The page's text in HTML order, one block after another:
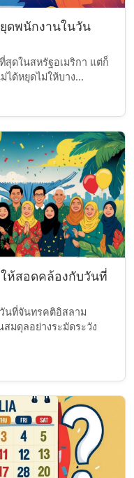
ดพนักงานในวัน
ดในสหรัฐอเมริกา แต่ก็
ได้หยุดไม่ให้บาง...
ห้สอดคล้องกับวันที่
นที่จันทรคติอิสลาม
มดุลอย่างระมัดระวัง